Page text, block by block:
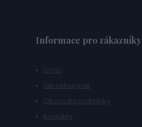
Informace pro zákazníky
O nás
Jak nakupovat
Obchodní podmínky
Kontakty